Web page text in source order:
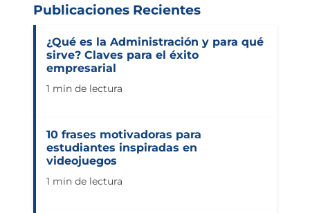
Publicaciones Recientes
¿Qué es la Administración y para qué
sirve? Claves para el éxito
empresarial
1 min de lectura
10 frases motivadoras para
estudiantes inspiradas en
videojuegos
1 min de lectura